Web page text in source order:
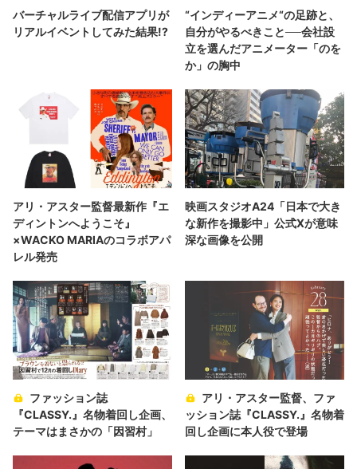
バーチャルライブ配信アプリが
リアルイベントしてみた結果!?
“インディーアニメ“の足跡と、
自分がやるべきこと──会社設
立を選んだアニメーター「のを
か」の胸中
アリ・アスター監督最新作『エ
ディントンへようこそ』
×WACKO MARIAのコラボアパ
レル発売
映画スタジオA24「日本で大き
な新作を撮影中」公式Xが意味
深な画像を公開
ファッション誌
『CLASSY.』名物着回し企画、
テーマはまさかの「因習村」
アリ・アスター監督、ファ
ッション誌『CLASSY.』名物着
回し企画に本人役で登場